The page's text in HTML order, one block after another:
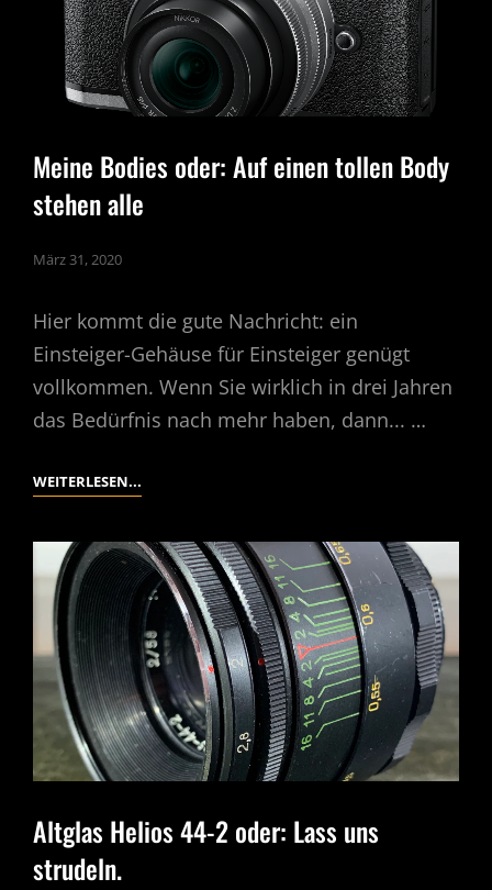
Meine Bodies oder: Auf einen tollen Body
stehen alle
März 31, 2020
Hier kommt die gute Nachricht: ein
Einsteiger-Gehäuse für Einsteiger genügt
vollkommen. Wenn Sie wirklich in drei Jahren
das Bedürfnis nach mehr haben, dann... …
WEITERLESEN...
ODER:
AUF
EINEN
TOLLEN
BODY
STEHEN
ALLE
Altglas Helios 44-2 oder: Lass uns
strudeln.